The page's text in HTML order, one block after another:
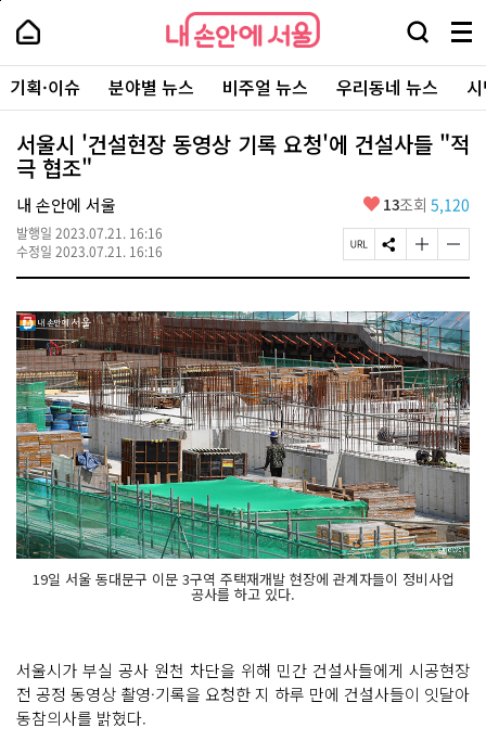
본
로
가
기
내
손
안
에
서
울
-
서
울
시
대
표
소
통
포
내
손
에
서
울
검
창
열
기
메
뉴
전
체
보
기
주
요
서
기획·이슈 분야별 뉴스 비주얼 뉴스 우리동네 뉴스
서울시 '건설현장 동영상 기록 요청'에 건설사들 "적
극 협조"
내 손안에 서울
발행일 2023.07.21. 16:16
수정일 2023.07.21. 16:16
좋
요
13조회 5,120
페
이
U
R
L
복
사
S
N
공
유
하
기
글
자
기
크
게
변
경
하
기
글
자
기
작
게
변
경
하
기
19일 서울 동대문구 이문 3구역 주택재개발 현장에 관계자들이 정비사업
공사를 하고 있다.
서울시가 부실 공사 원천 차단을 위해 민간 건설사들에게 시공현장
전 공정 동영상 촬영·기록을 요청한 지 하루 만에 건설사들이 잇달아
동참의사를 밝혔다.
페
상
단
으
로